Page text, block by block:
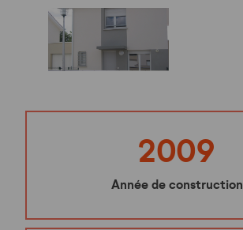
2009
Année de construction